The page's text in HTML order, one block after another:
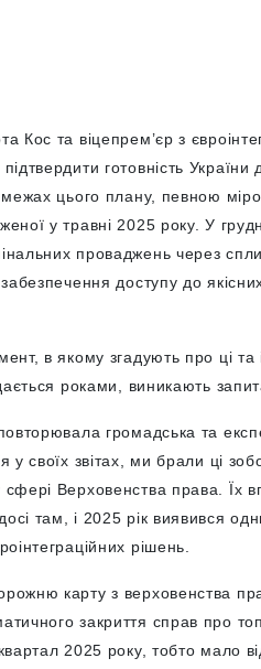
Кос та віцепрем’єр з
готовність
межах цього плану, певною
у травні 2025 року. У
проваджень через
доступу до
в якому згадують про ці та
роками, виникають
громадська та
у своїх звітах, ми брали ці
Верховенства права. Їх
там, і 2025 рік виявився
рішень.
карту з верховенства
закриття справ про
2025 року, тобто мало